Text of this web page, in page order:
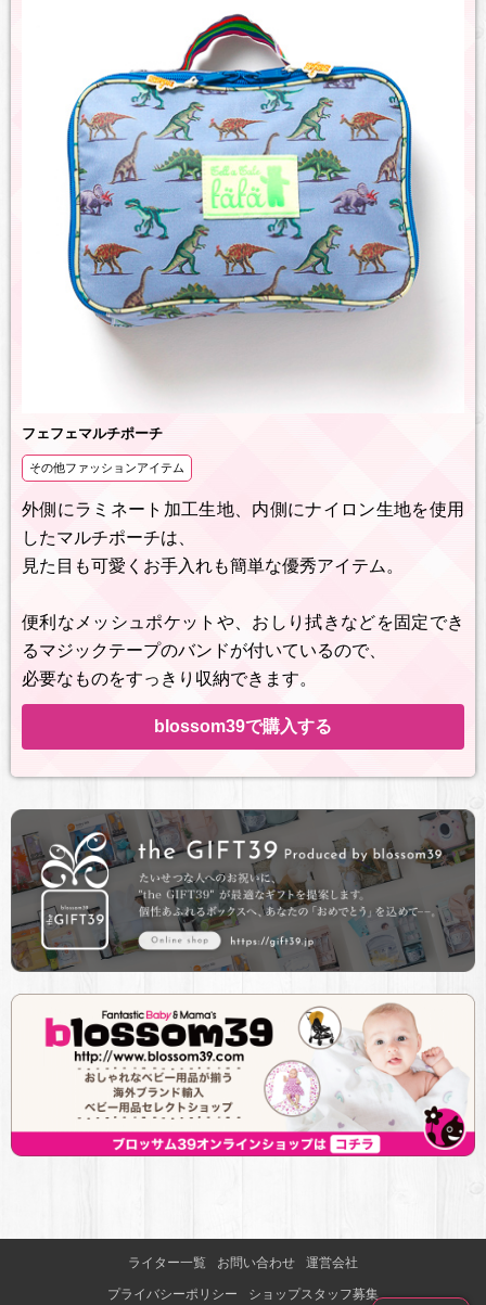
フェフェマルチポーチ
その他ファッションアイテム
外側にラミネート加工生地、内側にナイロン生地を使用
したマルチポーチは、
見た目も可愛くお手入れも簡単な優秀アイテム。
便利なメッシュポケットや、おしり拭きなどを固定でき
るマジックテープのバンドが付いているので、
必要なものをすっきり収納できます。
blossom39で購入する
ライター一覧 お問い合わせ 運営会社
プライバシーポリシー ショップスタッフ募集